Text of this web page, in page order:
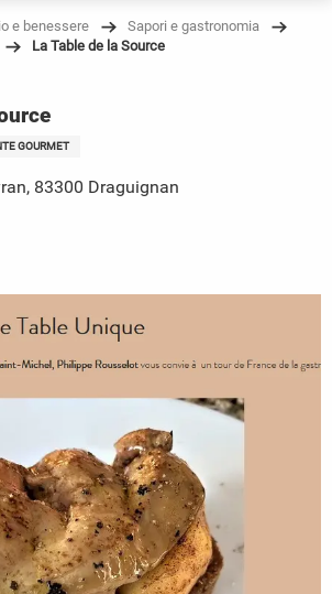
e benessere
Sapori e gastronomia
La Table de la Source
GOURMET
83300 Draguignan